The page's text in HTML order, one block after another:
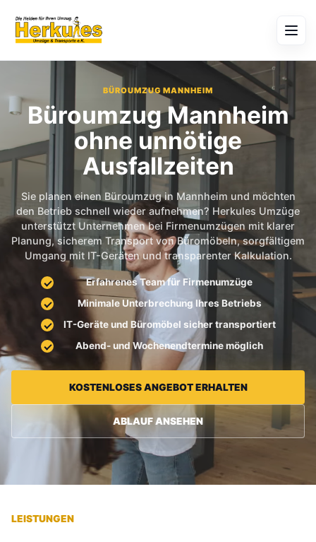
BÜROUMZUG MANNHEIM
Büroumzug Mannheim
ohne unnötige
Ausfallzeiten
Sie planen einen Büroumzug in Mannheim und möchten
den Betrieb schnell wieder aufnehmen? Herkules Umzüge
unterstützt Unternehmen bei Firmenumzügen mit klarer
Planung, sicherem Transport von Büromöbeln, sorgfältigem
Umgang mit IT-Geräten und transparenter Kalkulation.
Erfahrenes Team für Firmenumzüge
Minimale Unterbrechung Ihres Betriebs
IT-Geräte und Büromöbel sicher transportiert
Abend- und Wochenendtermine möglich
KOSTENLOSES ANGEBOT ERHALTEN
ABLAUF ANSEHEN
LEISTUNGEN